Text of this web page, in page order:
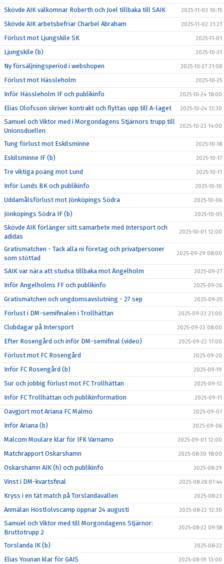
Skövde AIK välkomnar Roberth och Joel tillbaka till SAIK 2025-11-03 10:15
Skövde AIK arbetsbefriar Charbel Abraham 2025-11-02 21:21
Förlust mot Ljungskile SK 2025-11-01
Ljungskile (b) 2025-10-31
Ny försäljningsperiod i webshopen 2025-10-27 21:08
Förlust mot Hässleholm 2025-10-25
Inför Hässleholm IF och publikinfo 2025-10-24 18:00
Elias Olofsson skriver kontrakt och flyttas upp till A-laget 2025-10-24 13:30
Samuel och Viktor med i Morgondagens Stjärnors trupp till
Unionsduellen
2025-10-23 14:00
Tung förlust mot Eskilsminne 2025-10-18
Eskilsminne IF (b) 2025-10-17
Tre viktiga poäng mot Lund 2025-10-11
Inför Lunds BK och publikinfo 2025-10-10
Uddamålsförlust mot Jönköpings Södra 2025-10-06
Jönköpings Södra IF (b) 2025-10-05
Skövde AIK förlänger sitt samarbete med Intersport och
adidas
2025-10-01 12:00
Gratismatchen - Tack alla ni företag och privatpersoner
som stöttad
2025-09-29 08:00
SAIK var nära att studsa tillbaka mot Ängelholm 2025-09-27
Inför Ängelholms FF och publikinfo 2025-09-26
Gratismatchen och ungdomsavslutning - 27 sep 2025-09-25
Förlust i DM-semifinalen i Trollhättan 2025-09-23 21:00
Clubdagar på Intersport 2025-09-23 08:00
Efter Rosengård och inför DM-semifinal (video) 2025-09-22 17:00
Förlust mot FC Rosengård 2025-09-20
Inför FC Rosengård (b) 2025-09-19
Sur och jobbig förlust mot FC Trollhättan 2025-09-12
Inför FC Trollhättan och publikinformation 2025-09-11
Oavgjort mot Ariana FC Malmö 2025-09-07
Inför Ariana (b) 2025-09-06
Malcom Moulare klar för IFK Värnamo 2025-09-01 12:00
Matchrapport Oskarshamn 2025-08-30 18:00
Oskarshamn AIK (h) och publikinfo 2025-08-29
Vinst i DM-kvartsfinal 2025-08-28 07:44
Kryss i en tät match på Torslandavallen 2025-08-23
Anmälan Höstlolvscamp öppnar 24 augusti 2025-08-22 12:30
Samuel och Viktor med till Morgondagens Stjärnor:
Bruttotrupp 2
2025-08-22 09:58
Torslanda IK (b) 2025-08-22
Elias Younan klar för GAIS 2025-08-19 13:00